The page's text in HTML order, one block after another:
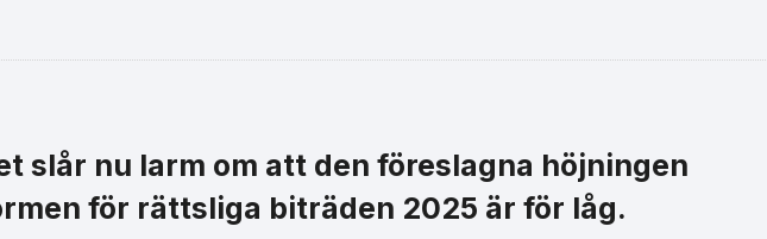
slår nu larm om att den föreslagna höjningen
för rättsliga biträden 2025 är för låg.